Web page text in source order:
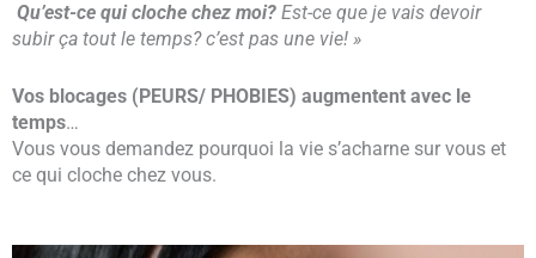
Qu’est-ce qui cloche chez moi? Est-ce que je vais devoir
subir ça tout le temps? c’est pas une vie! »
Vos blocages (PEURS/ PHOBIES) augmentent avec le
temps…
Vous vous demandez pourquoi la vie s’acharne sur vous et
ce qui cloche chez vous.